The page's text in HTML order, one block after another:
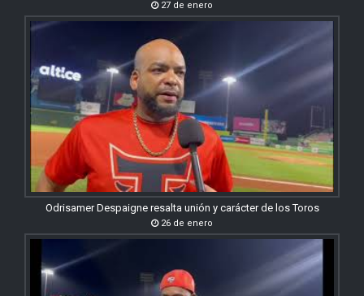
27 de enero
Odrisamer Despaigne resalta unión y carácter de los Toros
26 de enero